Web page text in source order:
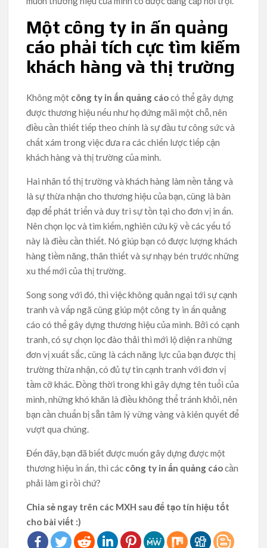
Một công ty in ấn quảng
cáo phải tích cực tìm kiếm
khách hàng và thị trường
Không một công ty in ấn quảng cáocó thể gây dựng
được thương hiệu nếu như họ đứng mãi một chỗ, nên
điều cần thiết tiếp theo chính là sự đầu tư công sức và
chất xám trong việc đưa ra các chiến lược tiếp cận
khách hàng và thị trường của mình.
Hai nhân tố thị trường và khách hàng làm nền tảng và
là sự thừa nhận cho thương hiệu của bạn, cũng là bàn
đạp để phát triển và duy trì sự tồn tại cho đơn vị in ấn.
Nên chọn lọc và tìm kiếm, nghiên cứu kỹ về các yếu tố
này là điều cần thiết. Nó giúp bạn có được lượng khách
hàng tiềm năng, thân thiết và sự nhạy bén trước những
xu thế mới của thị trường.
Song song với đó, thì việc không quản ngại tới sự cạnh
tranh và vấp ngã cũng giúp một công ty in ấn quảng
cáo có thể gây dựng thương hiệu của mình. Bởi có cạnh
tranh, có sự chọn lọc đào thải thì mới lộ diện ra những
đơn vị xuất sắc, cũng là cách năng lực của bạn được thị
trường thừa nhận, có đủ tự tin cạnh tranh với đơn vị
tầm cỡ khác. Đồng thời trong khi gây dựng tên tuổi của
mình, những khó khăn là điều không thể tránh khỏi, nên
bạn cần chuẩn bị sẵn tâm lý vững vàng và kiên quyết để
vượt qua chúng.
Đến đây, bạn đã biết được muốn gây dựng được một
thương hiệu in ấn, thì các công ty in ấn quảng cáocần
phải làm gì rồi chứ?
Chia sẻ ngay trên các MXH sau để tạo tín hiệu tốt
cho bài viết :)